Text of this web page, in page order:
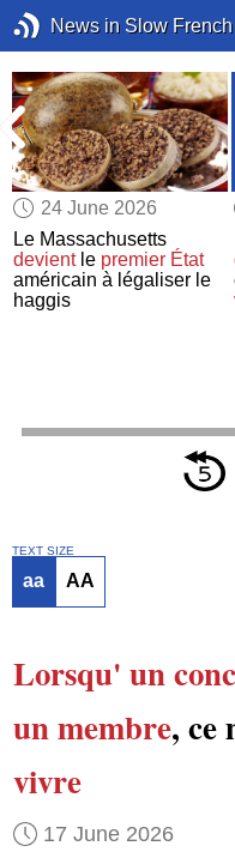
News in Slow French
24 June 2026
Le Massachusetts
devientle premier État
américain à légaliser le
haggis
TEXT SIZE
aa AA
Lorsqu' un
un membre, ce
vivre
17 June 2026